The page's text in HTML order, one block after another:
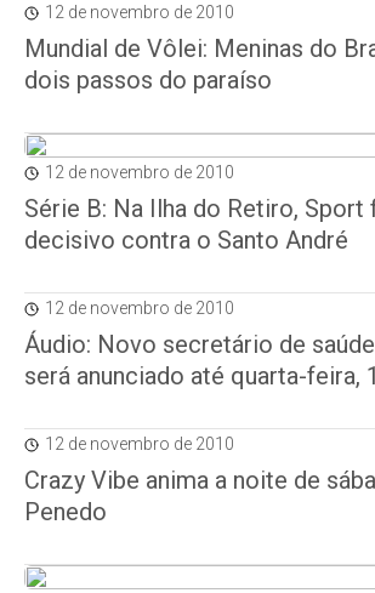
12 de novembro de 2010
Mundial de Vôlei: Meninas do
dois passos do paraíso
12 de novembro de 2010
Série B: Na Ilha do Retiro, Sport
decisivo contra o Santo André
12 de novembro de 2010
Áudio: Novo secretário de
será anunciado até quarta-feira,
12 de novembro de 2010
Crazy Vibe anima a noite de
Penedo